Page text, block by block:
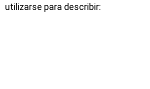
utilizarse para describir: